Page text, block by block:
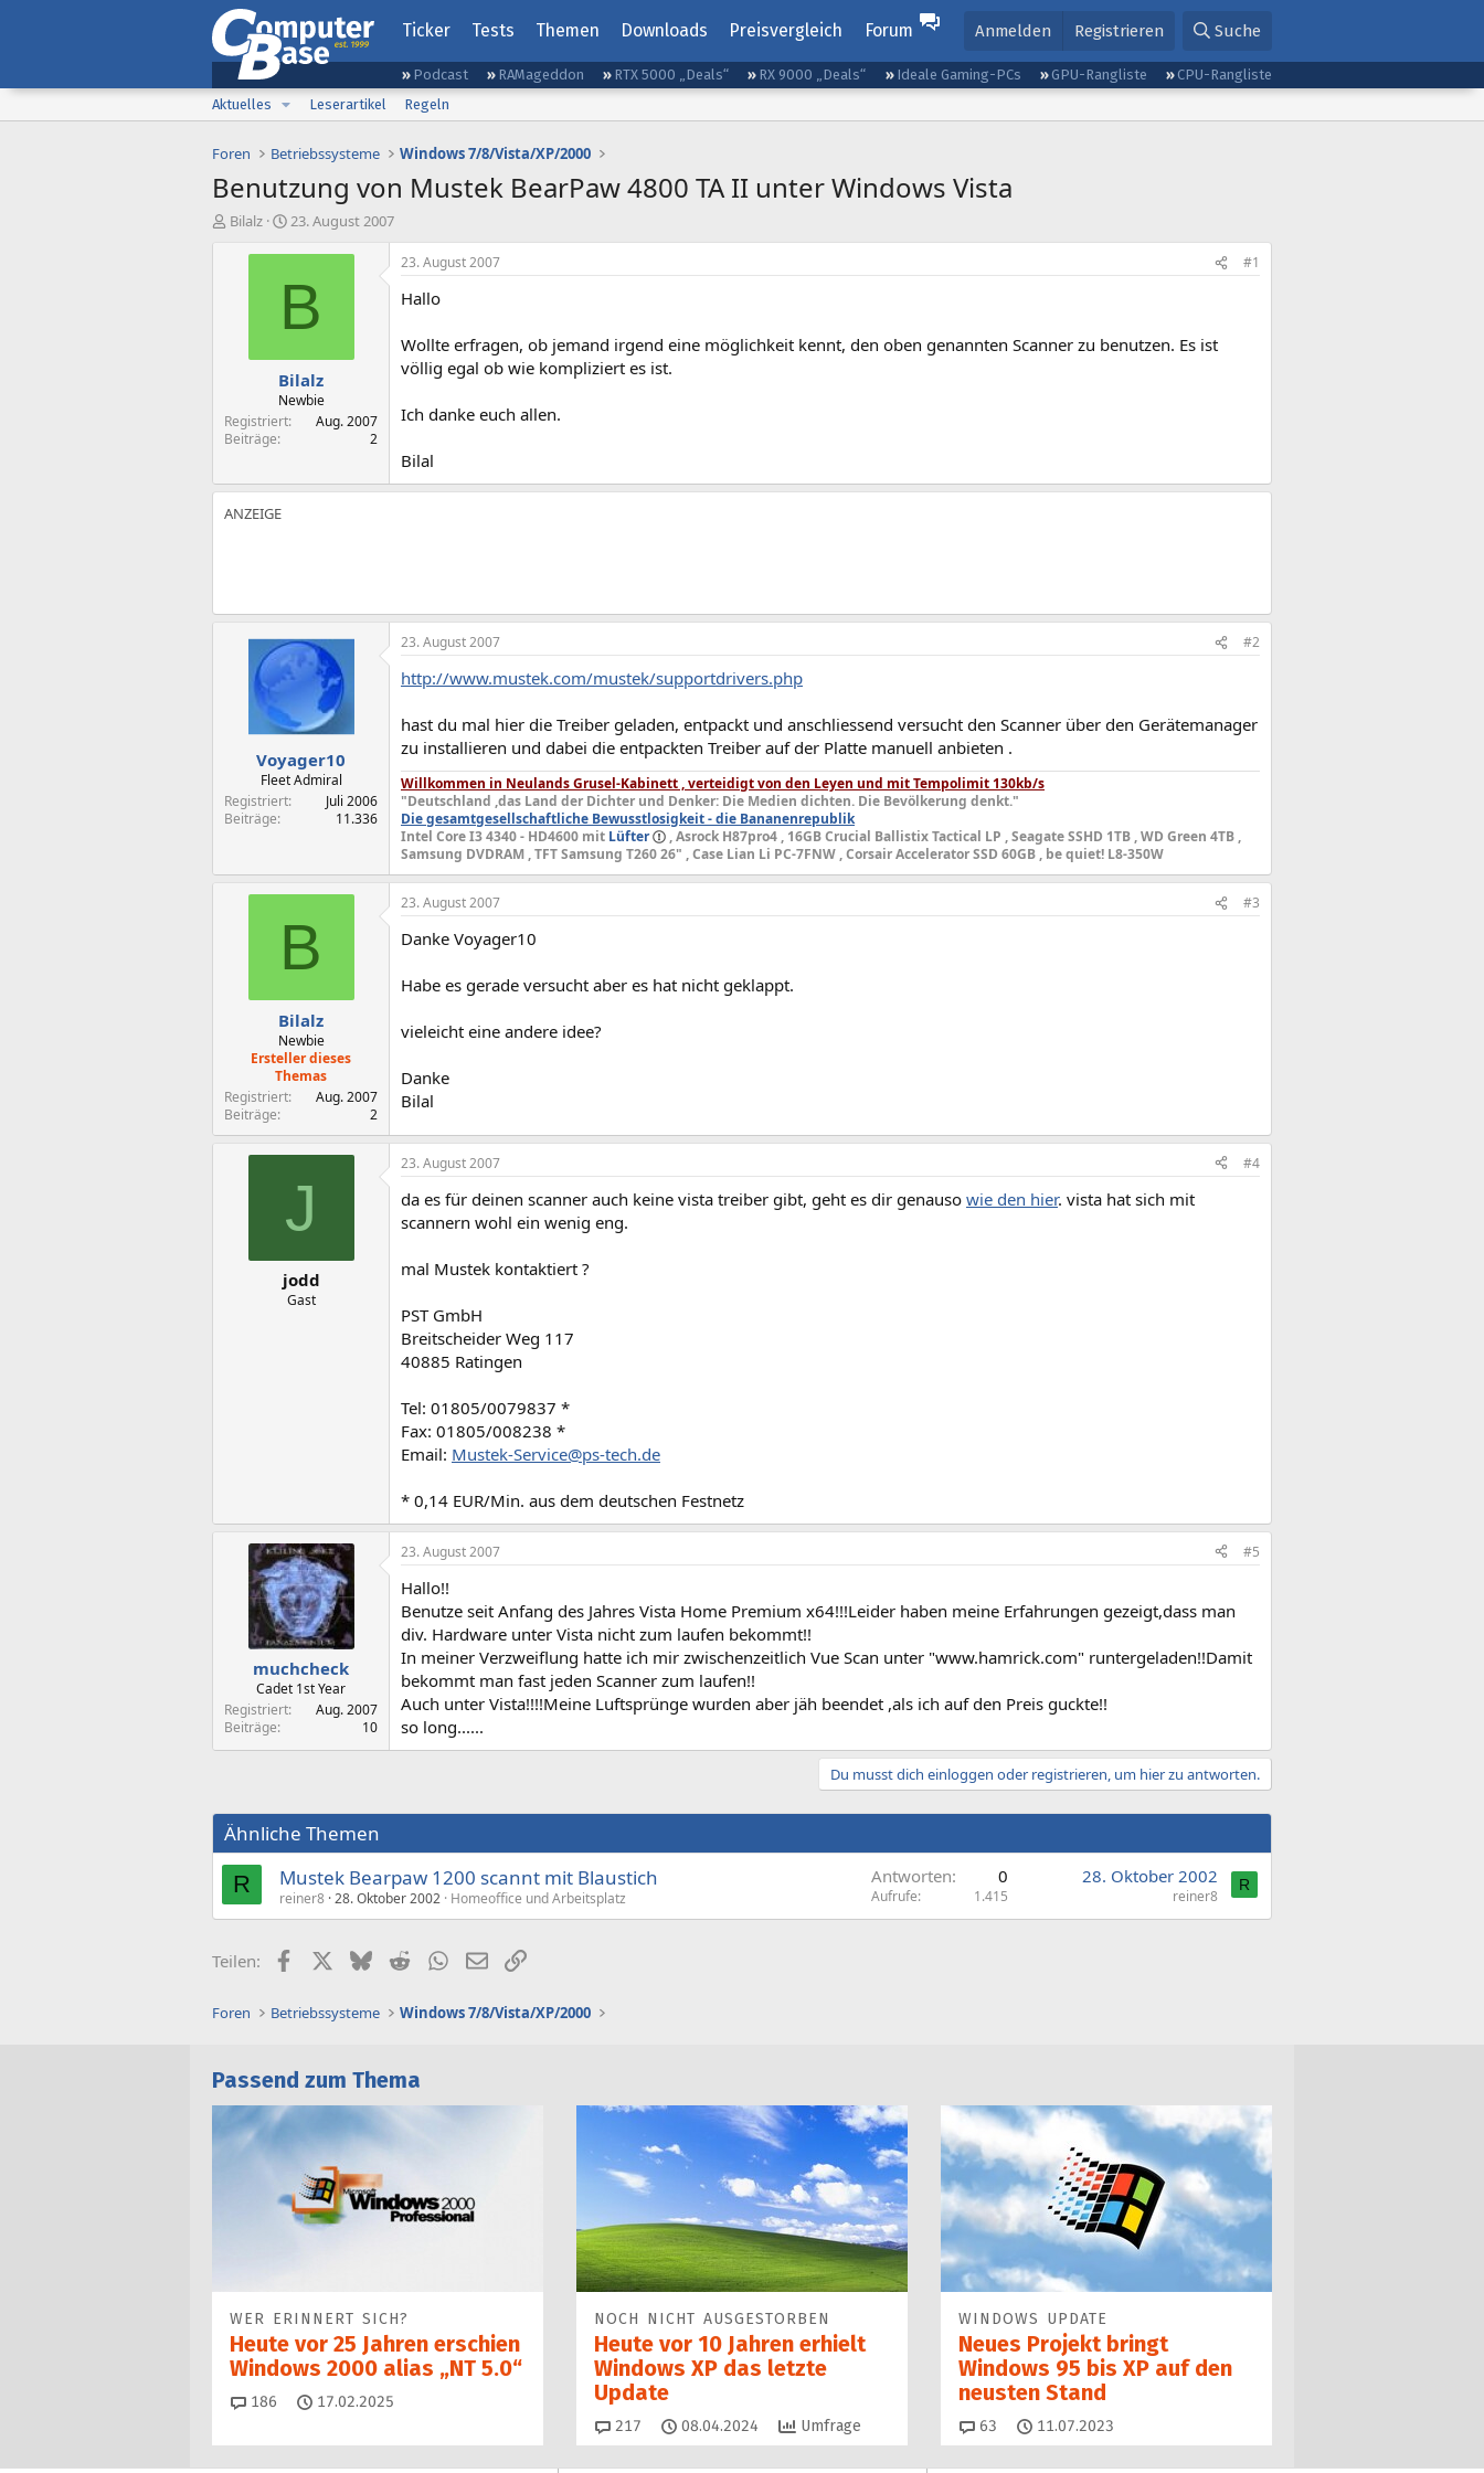
Ticker Tests Themen Downloads Preisvergleich Forum Anmelden Registrieren Suche
Podcast RAMageddon RTX 5000 „Deals“ RX 9000 „Deals“ Ideale Gaming-PCs GPU-Rangliste
CPU-Rangliste
Aktuelles
Leserartikel Regeln
Foren Betriebssysteme Windows 7/8/Vista/XP/2000
Benutzung von Mustek BearPaw 4800 TA II unter Windows Vista
E
Bilalz
E
s
e
l
t
a
m
23. August 2007
B
Bilalz
Newbie
Registriert
Aug. 2007
Beiträge
2
23. August 2007 #1
Hallo
Wollte erfragen, ob jemand irgend eine möglichkeit kennt, den oben genannten Scanner zu benutzen. Es ist
völlig egal ob wie kompliziert es ist.
Ich danke euch allen.
Bilal
Voyager10
Fleet Admiral
Registriert
Juli 2006
Beiträge
11.336
23. August 2007 #2
http://www.mustek.com/mustek/supportdrivers.php
hast du mal hier die Treiber geladen, entpackt und anschliessend versucht den Scanner über den Gerätemanager
zu installieren und dabei die entpackten Treiber auf der Platte manuell anbieten .
Willkommen in Neulands Grusel-Kabinett , verteidigt von den Leyen und mit Tempolimit 130kb/s
"Deutschland ,das Land der Dichter und Denker: Die Medien dichten. Die Bevölkerung denkt."
Die gesamtgesellschaftliche Bewusstlosigkeit - die Bananenrepublik
Intel Core I3 4340 - HD4600 mit Lüfter
, Asrock H87pro4 , 16GB Crucial Ballistix Tactical LP , Seagate SSHD 1TB , WD Green 4TB ,
Samsung DVDRAM , TFT Samsung T260 26" , Case Lian Li PC-7FNW , Corsair Accelerator SSD 60GB , be quiet! L8-350W
B
Bilalz
Newbie
Ersteller dieses
Themas
Registriert
Aug. 2007
Beiträge
2
23. August 2007 #3
Danke Voyager10
Habe es gerade versucht aber es hat nicht geklappt.
vieleicht eine andere idee?
Danke
Bilal
J
jodd
Gast
23. August 2007 #4
da es für deinen scanner auch keine vista treiber gibt, geht es dir genauso wie den hier. vista hat sich mit
scannern wohl ein wenig eng.
mal Mustek kontaktiert ?
PST GmbH
Breitscheider Weg 117
40885 Ratingen
Tel: 01805/0079837 *
Fax: 01805/008238 *
Email: Mustek-Service@ps-tech.de
* 0,14 EUR/Min. aus dem deutschen Festnetz
muchcheck
Cadet 1st Year
Registriert
Aug. 2007
Beiträge
10
23. August 2007 #5
Hallo!!
Benutze seit Anfang des Jahres Vista Home Premium x64!!!Leider haben meine Erfahrungen gezeigt,dass man
div. Hardware unter Vista nicht zum laufen bekommt!!
In meiner Verzweiflung hatte ich mir zwischenzeitlich Vue Scan unter "www.hamrick.com" runtergeladen!!Damit
bekommt man fast jeden Scanner zum laufen!!
Auch unter Vista!!!!Meine Luftsprünge wurden aber jäh beendet ,als ich auf den Preis guckte!!
so long......
Du musst dich einloggen oder registrieren, um hier zu antworten.
Ähnliche Themen
R Mustek Bearpaw 1200 scannt mit Blaustich
reiner8 28. Oktober 2002 Homeoffice und Arbeitsplatz
Antworten 0
Aufrufe 1.415
28. Oktober 2002
reiner8
R
Teilen: FacebookX (Twitter)
BlueskyRedditWhatsApp
E-MailLink
Foren Betriebssysteme Windows 7/8/Vista/XP/2000
Passend zum Thema
WER ERINNERT SICH?
Heute vor 25 Jahren erschien
Windows 2000 alias „NT 5.0“
186 Kommentare
17.02.2025
NOCH NICHT AUSGESTORBEN
Heute vor 10 Jahren erhielt
Windows XP das letzte
Update
217 Kommentare
08.04.2024 Umfrage
WINDOWS UPDATE
Neues Projekt bringt
Windows 95 bis XP auf den
neusten Stand
63 Kommentare
11.07.2023